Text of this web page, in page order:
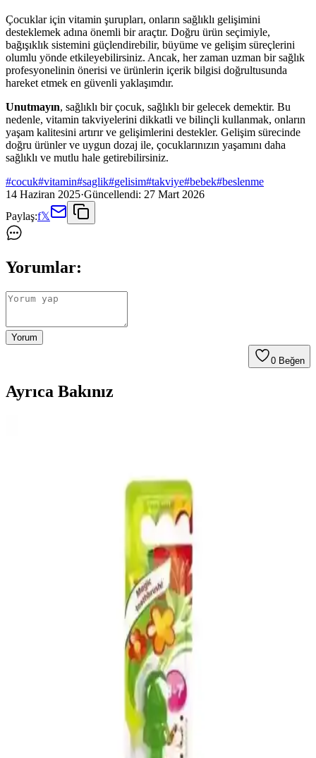
Çocuklar için vitamin şurupları, onların sağlıklı gelişimini
desteklemek adına önemli bir araçtır. Doğru ürün seçimiyle,
bağışıklık sistemini güçlendirebilir, büyüme ve gelişim süreçlerini
olumlu yönde etkileyebilirsiniz. Ancak, her zaman uzman bir sağlık
profesyonelinin önerisi ve ürünlerin içerik bilgisi doğrultusunda
hareket etmek en güvenli yaklaşımdır.
Unutmayın, sağlıklı bir çocuk, sağlıklı bir gelecek demektir. Bu
nedenle, vitamin takviyelerini dikkatli ve bilinçli kullanmak, onların
yaşam kalitesini artırır ve gelişimlerini destekler. Gelişim sürecinde
doğru ürünler ve uygun dozaj ile, çocuklarınızın yaşamını daha
sağlıklı ve mutlu hale getirebilirsiniz.
#cocuk#vitamin#saglik#gelisim#takviye#bebek#beslenme
14 Haziran 2025·Güncellendi: 27 Mart 2026
Paylaş:f𝕏
Yorumlar:
Yorum
0 Beğen
Ayrıca Bakınız
Çocuklar için tasarlanmış takma tırnaklar, güvenli malzemeler ve
eğlenceli tasarımlarla çocukların kozmetik deneyimini keyifli hale
getiriyor, ebeveynlerin güvenlik endişelerini azaltıyor.
Zara Kids Hulk Parfümü: Uygun Fiyatlı, Kalıcı ve
Hassas Ciltlere Uygun Koku Seçeneği
Zara Kids Hulk parfümü, amber floral ve narenciye notalarıyla ferah
bir koku sunar. Hassas ciltlere uygun formülü ve uzun kalıcılığıyla
hem çocuklar hem yetişkinler için ideal bir seçenektir.
Zanaat Silver 925 Ayar Gümüş Bebek ve Çocuk
Küpesi 14K Altın Kaplama ve Zarif Tasarım
925 ayar gümüş ve 14K altın kaplama çocuk küpesi, zarif tasarımı
ve dayanıklılığıyla öne çıkar. Küçük yaşlar için uygun, güvenli ve
Su Bazlı Çocuk Oje Seçenekleri ve Güvenlik
Avantajları Hakkında Bilgi